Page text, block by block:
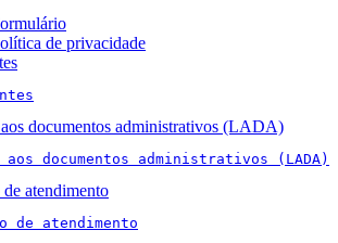
de privacidade
documentos administrativos (LADA)
aos documentos administrativos (LADA)
atendimento
de atendimento